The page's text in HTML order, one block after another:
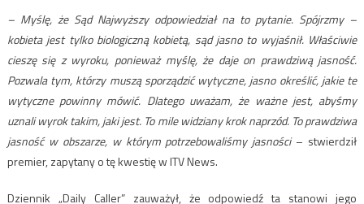
– Myślę, że Sąd Najwyższy odpowiedział na to pytanie. Spójrzmy –
kobieta jest tylko biologiczną kobietą, sąd jasno to wyjaśnił. Właściwie
cieszę się z wyroku, ponieważ myślę, że daje on prawdziwą jasność.
Pozwala tym, którzy muszą sporządzić wytyczne, jasno określić, jakie te
wytyczne powinny mówić. Dlatego uważam, że ważne jest, abyśmy
uznali wyrok takim, jaki jest. To mile widziany krok naprzód. To prawdziwa
jasność w obszarze, w którym potrzebowaliśmy jasności– stwierdził
premier, zapytany o tę kwestię w ITV News.
Dziennik „Daily Caller” zauważył, że odpowiedź ta stanowi jego